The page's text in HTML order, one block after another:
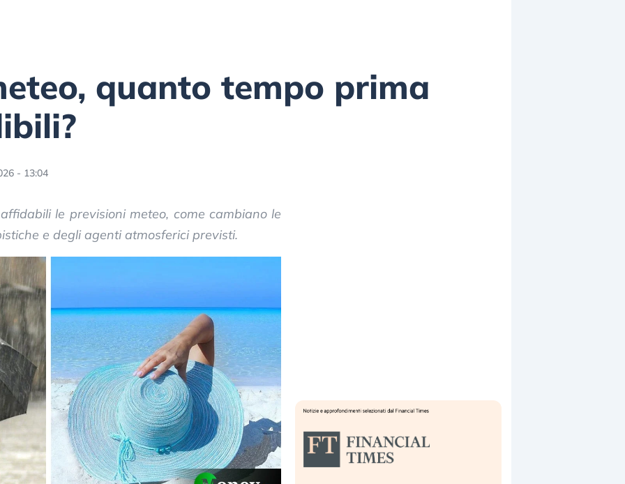
quanto tempo prima
- 13:04
le previsioni meteo, come cambiano le
e degli agenti atmosferici previsti.